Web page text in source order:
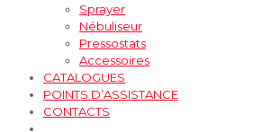
Sprayer
Nébuliseur
Pressostats
Accessoires
CATALOGUES
POINTS D’ASSISTANCE
CONTACTS